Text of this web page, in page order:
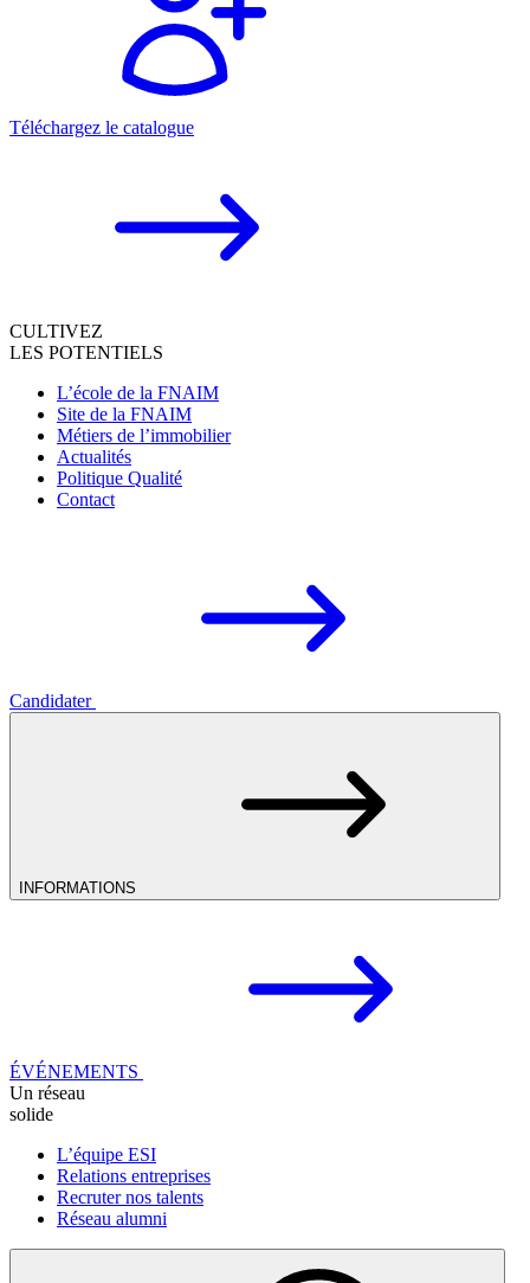
Téléchargez le catalogue
CULTIVEZ
LES POTENTIELS
L’école de la FNAIM
Site de la FNAIM
Métiers de l’immobilier
Actualités
Politique Qualité
Contact
Candidater
INFORMATIONS
ÉVÉNEMENTS
Un réseau
solide
L’équipe ESI
Relations entreprises
Recruter nos talents
Réseau alumni